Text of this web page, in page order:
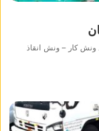
ونش كار – ونش انقاذ